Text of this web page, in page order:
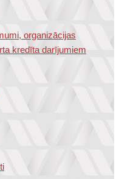
organizācijas
kredīta darījumiem